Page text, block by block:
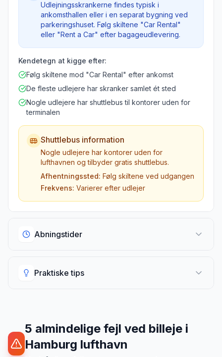
Udlejningsskrankerne findes typisk i
ankomsthallen eller i en separat bygning ved
parkeringshuset. Følg skiltene "Car Rental"
eller "Rent a Car" efter bagageudlevering.
Kendetegn at kigge efter:
Følg skiltene mod "Car Rental" efter ankomst
De fleste udlejere har skranker samlet ét sted
Nogle udlejere har shuttlebus til kontorer uden for
terminalen
Shuttlebus information
Nogle udlejere har kontorer uden for
lufthavnen og tilbyder gratis shuttlebus.
Afhentningssted: Følg skiltene ved udgangen
Frekvens: Varierer efter udlejer
Abningstider
Udlejningsskranker i lufthavnen
24-timers afhentning
Praktiske tips
Hvad gor jeg ved sen ankomst?
5 almindelige fejl ved billeje i
Hamburg lufthavn